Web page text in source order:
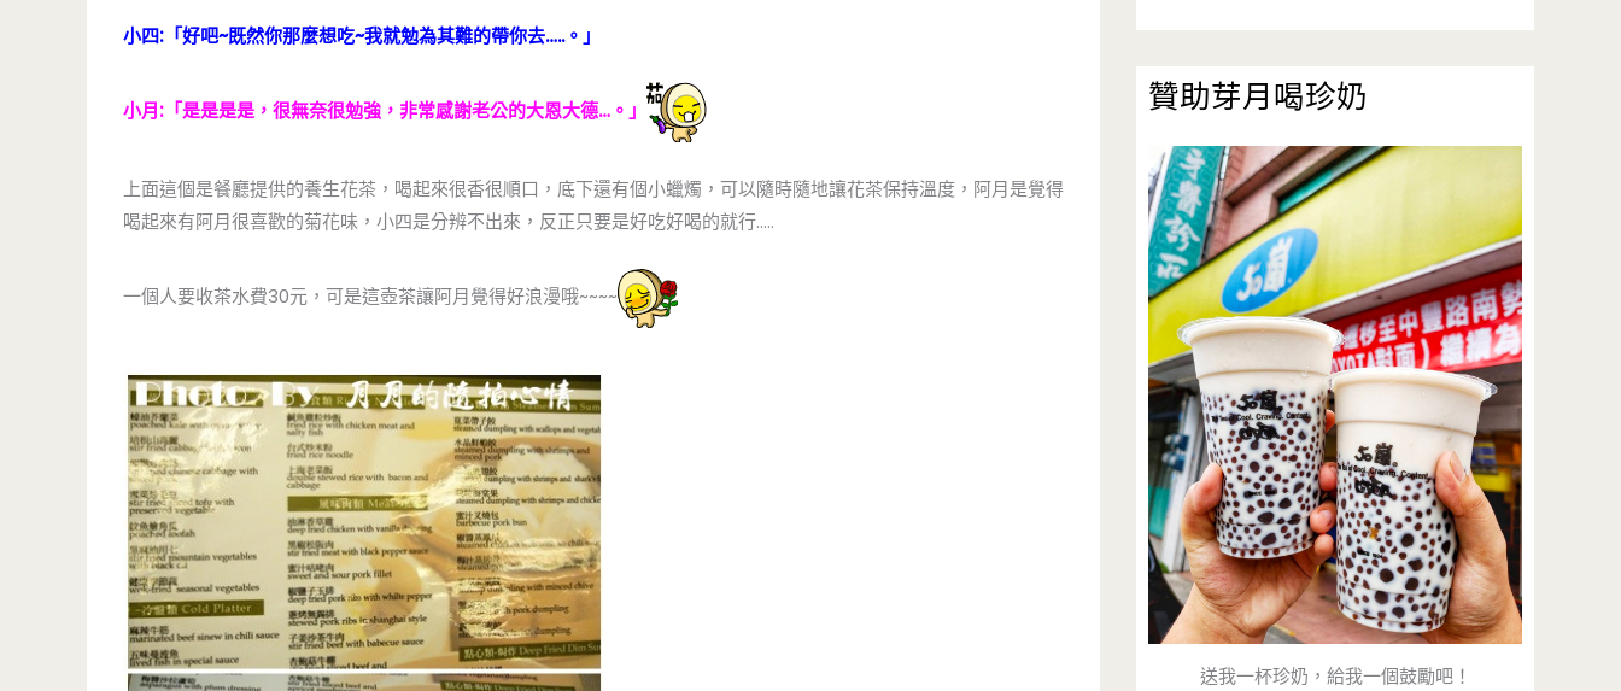
小四:「好吧~既然你那麼想吃~我就勉為其難的帶你去…..。」
小月:「是是是是，很無奈很勉強，非常感謝老公的大恩大德…。」
上面這個是餐廳提供的養生花茶，喝起來很香很順口，底下還有個小蠟燭，可以隨時隨地讓花茶保持溫度，阿月是覺得
喝起來有阿月很喜歡的菊花味，小四是分辨不出來，反正只要是好吃好喝的就行…..
一個人要收茶水費30元，可是這壺茶讓阿月覺得好浪漫哦~~~~
贊助芽月喝珍奶
送我一杯珍奶，給我一個鼓勵吧！